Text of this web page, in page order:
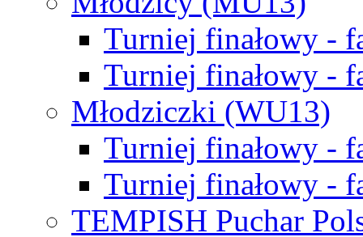
Turniej finałowy -
Turniej finałowy -
Młodziczki (WU13)
Turniej finałowy -
Turniej finałowy -
TEMPISH Puchar